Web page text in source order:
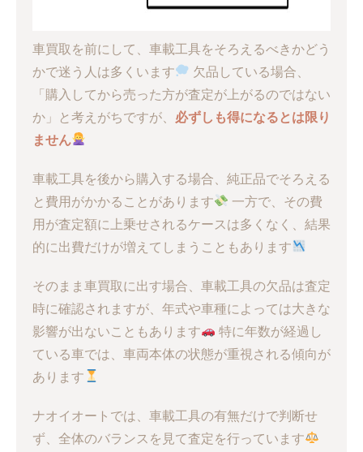
車買取を前にして、車載工具をそろえるべきかどう
かで迷う人は多くいます
欠品している場合、
「購入してから売った方が査定が上がるのではない
か」と考えがちですが、 必ずしも得になるとは限り
ません
車載工具を後から購入する場合、純正品でそろえる
と費用がかかることがあります
一方で、その費
用が査定額に上乗せされるケースは多くなく、結果
的に出費だけが増えてしまうこともあります
そのまま車買取に出す場合、車載工具の欠品は査定
時に確認されますが、年式や車種によっては大きな
影響が出ないこともあります
特に年数が経過し
ている車では、車両本体の状態が重視される傾向が
あります
ナオイオートでは、車載工具の有無だけで判断せ
ず、全体のバランスを見て査定を行っています